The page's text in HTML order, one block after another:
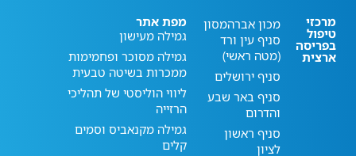
מרכזי
טיפול
בפריסה
ארצית
מכון אברהמסון
סניף עין ורד
(מטה ראשי)
סניף ירושלים
סניף באר שבע
והדרום
סניף ראשון
לציון
מפת אתר
גמילה מעישון
גמילה מסוכר ופחמימות
ממכרות בשיטה טבעית
ליווי הוליסטי של תהליכי
הרזייה
גמילה מקנאביס וסמים
קלים